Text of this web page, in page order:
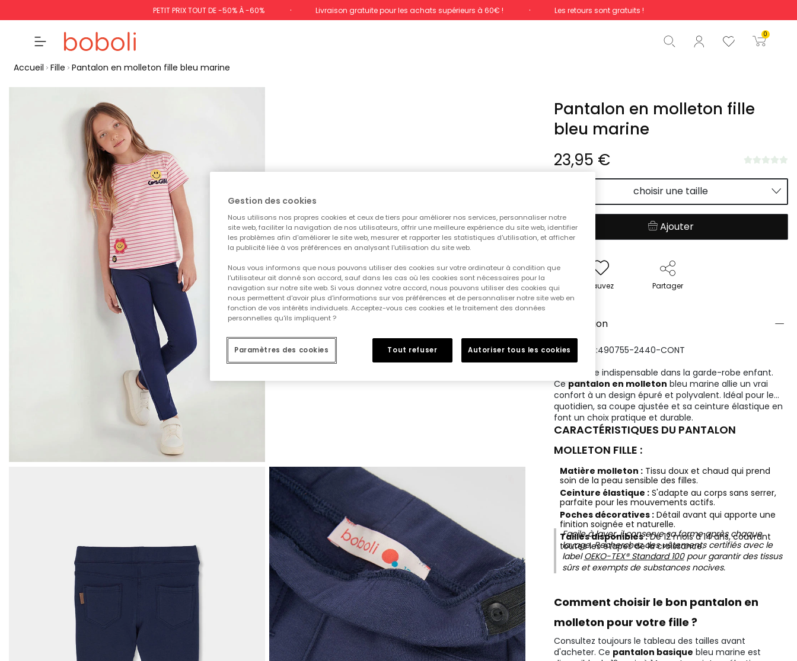
PETIT PRIX TOUT DE -50% À -60% Livraison gratuite pour les achats supérieurs à 60€ ! Les retours sont gratuits !
0
Total 0,00 €
Commencer la commande
Accueil Fille Pantalon en molleton fille bleu marine
Pantalon en molleton fille
bleu marine
23,95 €
choisir une taille
Ajouter
Sauvez Partager
Description
RÉFÉRENCE:490755-2440-CONT
Un basique indispensable dans la garde-robe enfant.
Cepantalon en molleton bleu marine allie un vrai
confort à un design épuré et polyvalent. Idéal pour le
quotidien, sa coupe ajustée et sa ceinture élastique en
font un choix pratique et durable.
CARACTÉRISTIQUES DU PANTALON
MOLLETON FILLE :
Matière molleton :Tissu doux et chaud qui prend
soin de la peau sensible des filles.
Ceinture élastique :S'adapte au corps sans serrer,
parfaite pour les mouvements actifs.
Poches décoratives :Détail avant qui apporte une
finition soignée et naturelle.
Tailles disponibles :De 12 mois à 14 ans, couvrant
toutes les étapes de la croissance.
Facile à laver, il conserve sa forme après chaque
lavage. Recherchez des vêtements certifiés avec le
labelOEKO-TEX® Standard 100pour garantir des tissus
sûrs et exempts de substances nocives.
Comment choisir le bon pantalon en
molleton pour votre fille ?
Consultez toujours le tableau des tailles avant
d'acheter. Ce pantalon basique bleu marine est
Gestion des cookies
Nous utilisons nos propres cookies et ceux de tiers pour améliorer nos services, personnaliser notre
site web, faciliter la navigation de nos utilisateurs, offrir une meilleure expérience du site web, identifier
les problèmes afin d'améliorer le site web, mesurer et rapporter les statistiques d'utilisation, et afficher
la publicité liée à vos préférences en analysant l'utilisation du site web.
Nous vous informons que nous pouvons utiliser des cookies sur votre ordinateur à condition que
l'utilisateur ait donné son accord, sauf dans les cas où les cookies sont nécessaires pour la
navigation sur notre site web. Si vous donnez votre accord, nous pouvons utiliser des cookies qui
nous permettent d'avoir plus d'informations sur vos préférences et de personnaliser notre site web en
fonction de vos intérêts individuels. Acceptez-vous ces cookies et le traitement des données
personnelles qu'ils impliquent ?
Tout refuser Autoriser tous les cookies
Paramètres des cookies